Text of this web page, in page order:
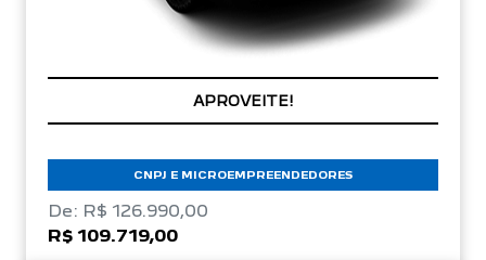
CONDIÇÃO IMPERDÍVEL
CNPJ E MICROEMPREENDEDORES
De: R$ 126.990,00
R$ 109.719,00